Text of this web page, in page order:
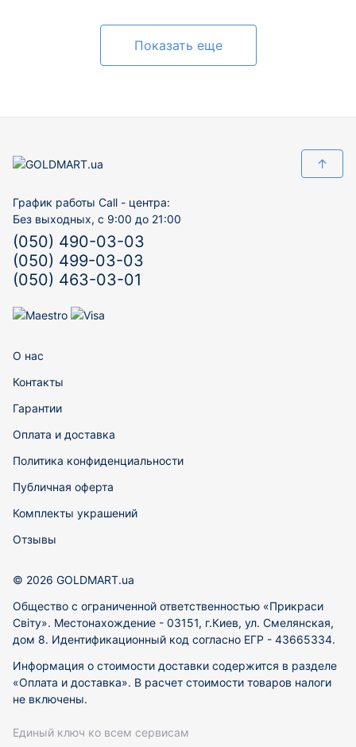
Показать еще
↑
График работы Call - центра:
Без выходных, с 9:00 до 21:00
(050) 490-03-03
(050) 499-03-03
(050) 463-03-01
О нас
Контакты
Гарантии
Оплата и доставка
Политика конфиденциальности
Публичная оферта
Комплекты украшений
Отзывы
© 2026 GOLDMART.ua
Общество с ограниченной ответственностью «Прикраси
Світу». Местонахождение - 03151, г.Киев, ул. Смелянская,
дом 8. Идентификационный код согласно ЕГР - 43665334.
Информация о стоимости доставки содержится в разделе
«Оплата и доставка». В расчет стоимости товаров налоги
не включены.
Единый ключ ко всем сервисам